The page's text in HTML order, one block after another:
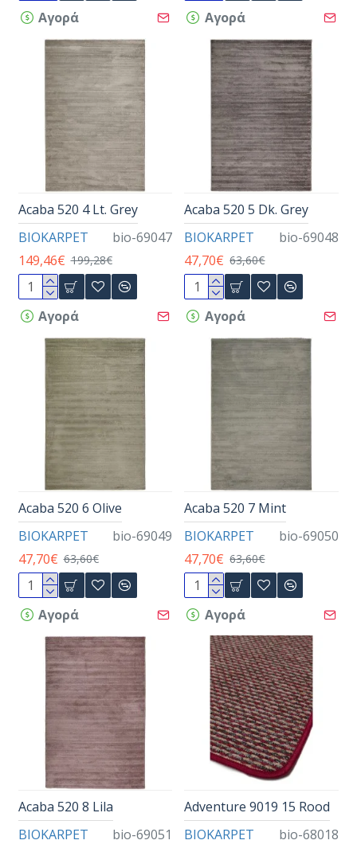
Αγορά Αγορά
BIOKARPET bio-69047
Acaba 520 4 Lt. Grey
149,46€ 199,28€
Αγορά
BIOKARPET bio-69048
Acaba 520 5 Dk. Grey
47,70€ 63,60€
Αγορά
BIOKARPET bio-69049
Acaba 520 6 Olive
47,70€ 63,60€
Αγορά
BIOKARPET bio-69050
Acaba 520 7 Mint
47,70€ 63,60€
Αγορά
BIOKARPET bio-69051
Acaba 520 8 Lila
BIOKARPET bio-68018
Adventure 9019 15 Rood